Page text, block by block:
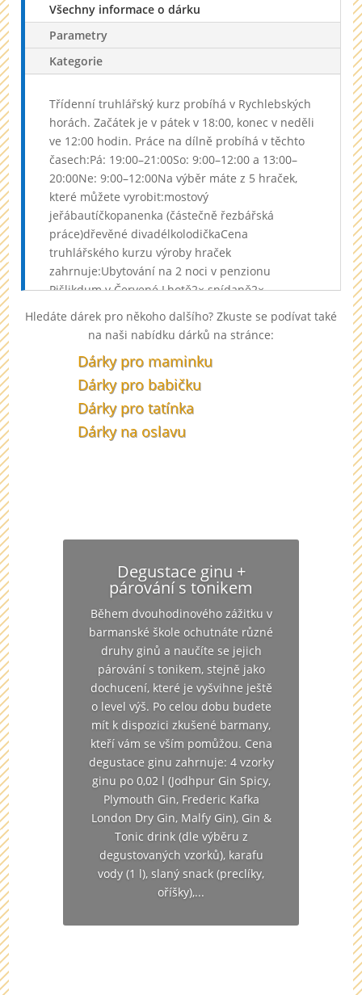
Všechny informace o dárku
Parametry
Kategorie
Třídenní truhlářský kurz probíhá v Rychlebských
horách. Začátek je v pátek v 18:00, konec v neděli
ve 12:00 hodin. Práce na dílně probíhá v těchto
časech:Pá: 19:00–21:00So: 9:00–12:00 a 13:00–
20:00Ne: 9:00–12:00Na výběr máte z 5 hraček,
které můžete vyrobit:mostový
jeřábautíčkopanenka (částečně řezbářská
práce)dřevěné divadélkolodičkaCena
truhlářského kurzu výroby hraček
zahrnuje:Ubytování na 2 noci v penzionu
Pišlikdum v Červené Lhotě2× snídaně2×
večeřeKávu, čajMateriál na výrobu
hračkaOdměnu lektoroviV ceně kurzu nejsou
kuchyni, která je k dispozici. Nezapomeňte si
přibalit pracovní oděv a obuv. V dílně bývá okolo
17 °C, takže oblečení nepodceňte., Truhlářský
kurz: Výroba dřevěné hračky Zážitky Olomoucký
kraj: Od adrenalinu po pohodu
Hledáte dárek pro někoho dalšího? Zkuste se podívat také
na naši nabídku dárků na stránce:
Dárky pro maminku
Dárky pro babičku
Dárky pro tatínka
Dárky na oslavu
Degustace ginu +
párování s tonikem
Během dvouhodinového zážitku v
barmanské škole ochutnáte různé
druhy ginů a naučíte se jejich
párování s tonikem, stejně jako
dochucení, které je vyšvihne ještě
o level výš. Po celou dobu budete
mít k dispozici zkušené barmany,
kteří vám se vším pomůžou. Cena
degustace ginu zahrnuje: 4 vzorky
ginu po 0,02 l (Jodhpur Gin Spicy,
Plymouth Gin, Frederic Kafka
London Dry Gin, Malfy Gin), Gin &
Tonic drink (dle výběru z
degustovaných vzorků), karafu
vody (1 l), slaný snack (preclíky,
oříšky),...